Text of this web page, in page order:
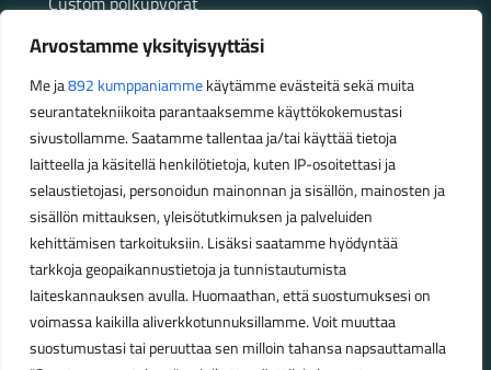
Arvostamme yksityisyyttäsi
Me ja892 kumppaniammekäytämme evästeitä sekä muita
seurantatekniikoita parantaaksemme käyttökokemustasi
sivustollamme. Saatamme tallentaa ja/tai käyttää tietoja
laitteella ja käsitellä henkilötietoja, kuten IP-osoitettasi ja
selaustietojasi, personoidun mainonnan ja sisällön, mainosten ja
sisällön mittauksen, yleisötutkimuksen ja palveluiden
kehittämisen tarkoituksiin. Lisäksi saatamme hyödyntää
tarkkoja geopaikannustietoja ja tunnistautumista
laiteskannauksen avulla. Huomaathan, että suostumuksesi on
voimassa kaikilla aliverkkotunnuksillamme. Voit muuttaa
suostumustasi tai peruuttaa sen milloin tahansa napsauttamalla
Fatbikellä helppoa ja huoletonta etenemistä
maastossa
Aukioloajat
Talvikauden aukioloajat (1.10.2025 – 28.2.2026)
Ma-Pe 10-18
La 10-14
Kesäkauden aukioloajat (1.3.2026 – 30.9.2026)
Ma-Pe 10-18
La 9-15